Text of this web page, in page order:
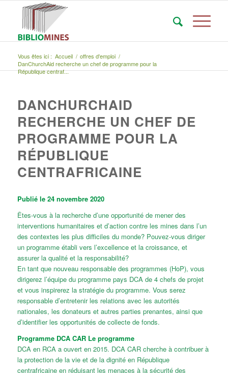
Vous êtes ici : Accueil / offres d'emploi /
DanChurchAid recherche un chef de programme pour la
République centraf...
DANCHURCHAID
RECHERCHE UN CHEF DE
PROGRAMME POUR LA
RÉPUBLIQUE
CENTRAFRICAINE
Publié le 24 novembre 2020
Êtes-vous à la recherche d’une opportunité de mener des
interventions humanitaires et d’action contre les mines dans l’un
des contextes les plus difficiles du monde? Pouvez-vous diriger
un programme établi vers l’excellence et la croissance, et
assurer la qualité et la responsabilité?
En tant que nouveau responsable des programmes (HoP), vous
dirigerez l’équipe du programme pays DCA de 4 chefs de projet
et vous inspirerez la stratégie du programme. Vous serez
responsable d’entretenir les relations avec les autorités
nationales, les donateurs et autres parties prenantes, ainsi que
d’identifier les opportunités de collecte de fonds.
Programme DCA CAR Le programme
DCA en RCA a ouvert en 2015. DCA CAR cherche à contribuer à
la protection de la vie et de la dignité en République
centrafricaine en réduisant les menaces à la sécurité des